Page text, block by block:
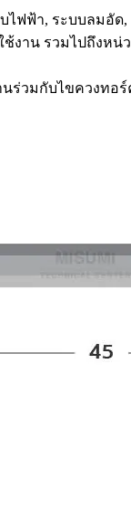
ไฟฟ้า, ระบบลมอัด
าน รวมไปถึงหน่ว
ร่วมกับไขควงทอ